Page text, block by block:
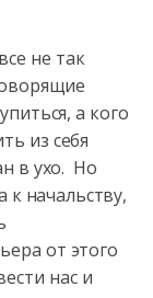
не так
а кого
из себя
в ухо. Но
к начальству,
от этого
нас и